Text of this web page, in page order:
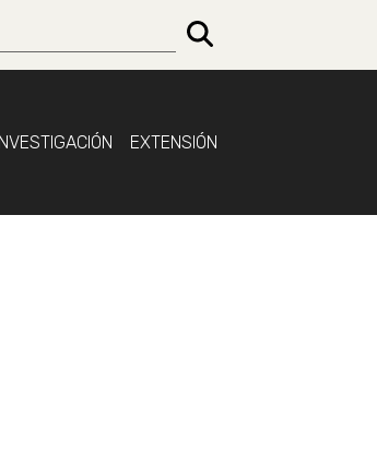
EXTENSIÓN